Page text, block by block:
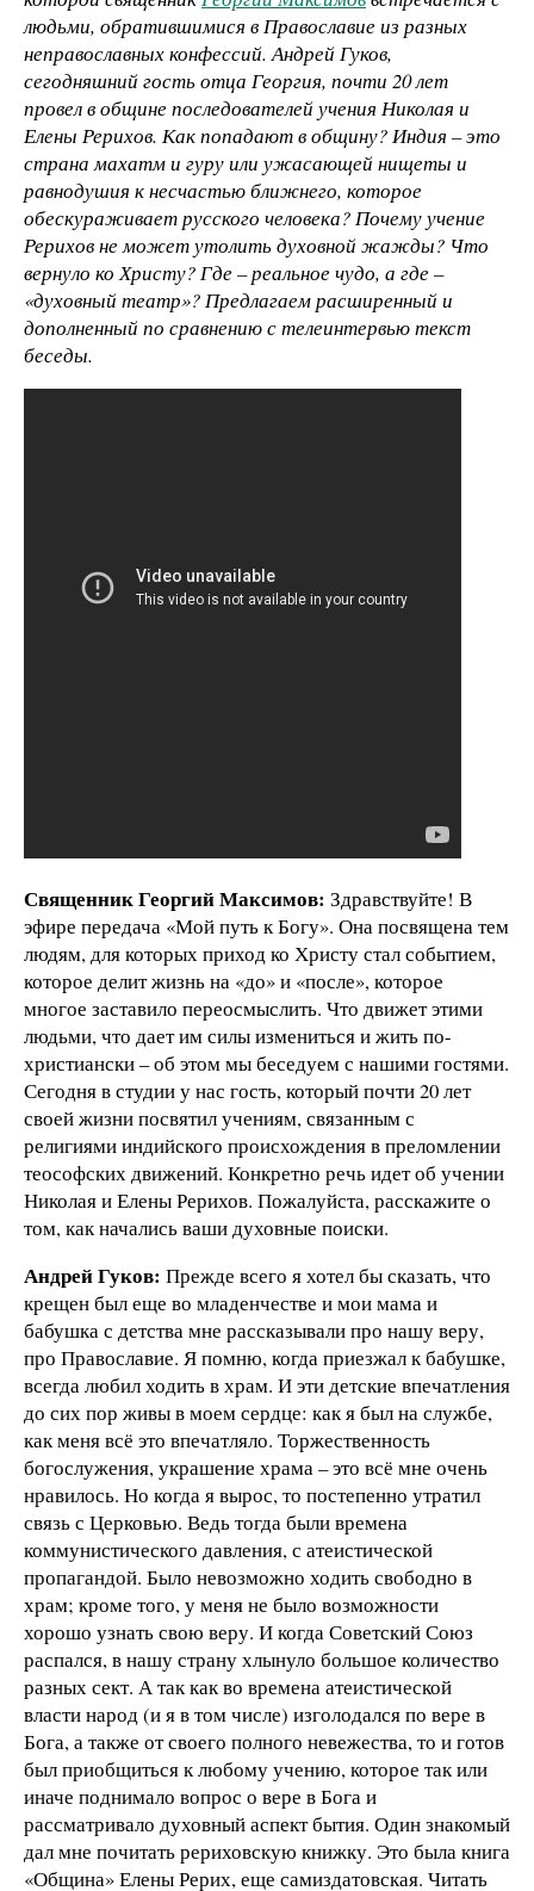
людьми, обратившимися в Православие из разных
неправославных конфессий. Андрей Гуков,
сегодняшний гость отца Георгия, почти 20 лет
провел в общине последователей учения Николая и
Елены Рерихов. Как попадают в общину? Индия – это
страна махатм и гуру или ужасающей нищеты и
равнодушия к несчастью ближнего, которое
обескураживает русского человека? Почему учение
Рерихов не может утолить духовной жажды? Что
вернуло ко Христу? Где – реальное чудо, а где –
«духовный театр»? Предлагаем расширенный и
дополненный по сравнению с телеинтервью текст
беседы.
Священник Георгий Максимов: Здравствуйте! В
эфире передача «Мой путь к Богу». Она посвящена тем
людям, для которых приход ко Христу стал событием,
которое делит жизнь на «до» и «после», которое
многое заставило переосмыслить. Что движет этими
людьми, что дает им силы измениться и жить по-
христиански – об этом мы беседуем с нашими гостями.
Сегодня в студии у нас гость, который почти 20 лет
своей жизни посвятил учениям, связанным с
религиями индийского происхождения в преломлении
теософских движений. Конкретно речь идет об учении
Николая и Елены Рерихов. Пожалуйста, расскажите о
том, как начались ваши духовные поиски.
Андрей Гуков: Прежде всего я хотел бы сказать, что
крещен был еще во младенчестве и мои мама и
бабушка с детства мне рассказывали про нашу веру,
про Православие. Я помню, когда приезжал к бабушке,
всегда любил ходить в храм. И эти детские впечатления
до сих пор живы в моем сердце: как я был на службе,
как меня всё это впечатляло. Торжественность
богослужения, украшение храма – это всё мне очень
нравилось. Но когда я вырос, то постепенно утратил
связь с Церковью. Ведь тогда были времена
коммунистического давления, с атеистической
пропагандой. Было невозможно ходить свободно в
храм; кроме того, у меня не было возможности
хорошо узнать свою веру. И когда Советский Союз
распался, в нашу страну хлынуло большое количество
разных сект. А так как во времена атеистической
власти народ (и я в том числе) изголодался по вере в
Бога, а также от своего полного невежества, то и готов
был приобщиться к любому учению, которое так или
иначе поднимало вопрос о вере в Бога и
рассматривало духовный аспект бытия. Один знакомый
дал мне почитать рериховскую книжку. Это была книга
«Община» Елены Рерих, еще самиздатовская. Читать